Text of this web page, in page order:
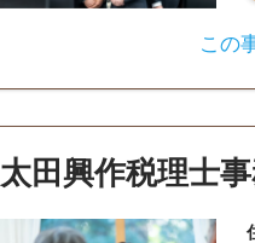
この
太田興作税理士